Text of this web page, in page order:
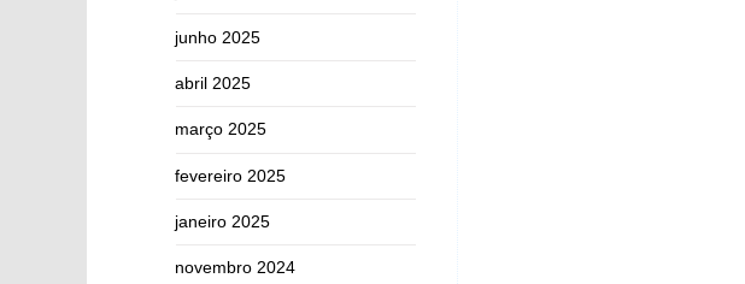
junho 2025
abril 2025
março 2025
fevereiro 2025
janeiro 2025
novembro 2024